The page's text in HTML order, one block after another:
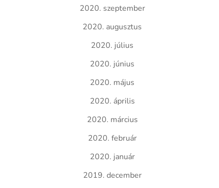
2020. szeptember
2020. augusztus
2020. július
2020. június
2020. május
2020. április
2020. március
2020. február
2020. január
2019. december